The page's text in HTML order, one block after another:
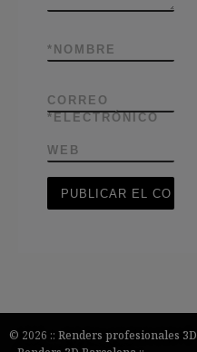
NOMBRE
*
CORREO
ELECTRÓNICO
*
WEB
© 2026 :: Renders profesionales 3D